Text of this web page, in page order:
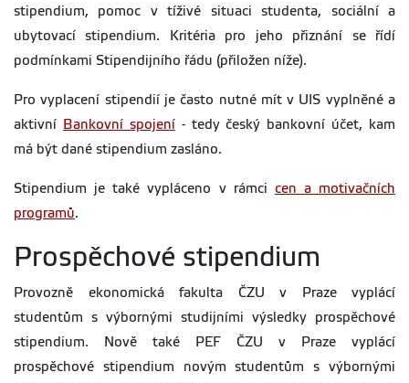
stipendium, pomoc v tíživé situaci studenta, sociální a
ubytovací stipendium. Kritéria pro jeho přiznání se řídí
podmínkami Stipendijního řádu (přiložen níže).
Pro vyplacení stipendií je často nutné mít v UIS vyplněné a
aktivní
Bankovní spojení- tedy český bankovní účet, kam
má být dané stipendium zasláno.
Stipendium je také vypláceno v rámci cen a motivačních
programů.
Prospěchové stipendium
Provozně ekonomická fakulta ČZU v Praze vyplácí
studentům s výbornými studijními výsledky prospěchové
stipendium. Nově také PEF ČZU v Praze vyplácí
prospěchové stipendium novým studentům s výbornými